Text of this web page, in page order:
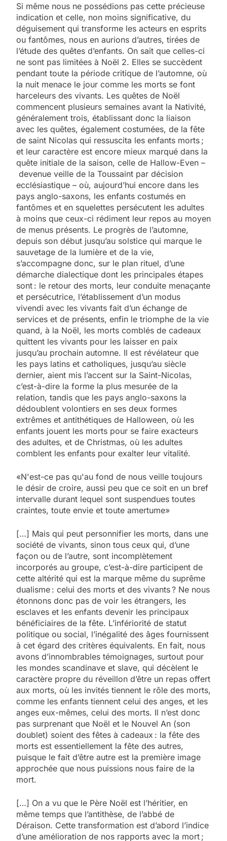
Si même nous ne possédions pas cette précieuse
indication et celle, non moins significative, du
déguisement qui transforme les acteurs en esprits
ou fantômes, nous en aurions d’autres, tirées de
l’étude des quêtes d’enfants. On sait que celles-ci
ne sont pas limitées à Noël 2. Elles se succèdent
pendant toute la période critique de l’automne, où
la nuit menace le jour comme les morts se font
harceleurs des vivants. Les quêtes de Noël
commencent plusieurs semaines avant la Nativité,
généralement trois, établissant donc la liaison
avec les quêtes, également costumées, de la fête
de saint Nicolas qui ressuscita les enfants morts ;
et leur caractère est encore mieux marqué dans la
quête initiale de la saison, celle de Hallow-Even –
devenue veille de la Toussaint par décision
ecclésiastique – où, aujourd’hui encore dans les
pays anglo-saxons, les enfants costumés en
fantômes et en squelettes persécutent les adultes
à moins que ceux-ci rédiment leur repos au moyen
de menus présents. Le progrès de l’automne,
depuis son début jusqu’au solstice qui marque le
sauvetage de la lumière et de la vie,
s’accompagne donc, sur le plan rituel, d’une
démarche dialectique dont les principales étapes
sont : le retour des morts, leur conduite menaçante
et persécutrice, l’établissement d’un modus
vivendi avec les vivants fait d’un échange de
services et de présents, enfin le triomphe de la vie
quand, à la Noël, les morts comblés de cadeaux
quittent les vivants pour les laisser en paix
jusqu’au prochain automne. Il est révélateur que
les pays latins et catholiques, jusqu’au siècle
dernier, aient mis l’accent sur la Saint-Nicolas,
c’est-à-dire la forme la plus mesurée de la
relation, tandis que les pays anglo-saxons la
dédoublent volontiers en ses deux formes
extrêmes et antithétiques de Halloween, où les
enfants jouent les morts pour se faire exacteurs
des adultes, et de Christmas, où les adultes
comblent les enfants pour exalter leur vitalité.
«N'est-ce pas qu'au fond de nous veille toujours
le désir de croire, aussi peu que ce soit en un bref
intervalle durant lequel sont suspendues toutes
craintes, toute envie et toute amertume»
[…] Mais qui peut personnifier les morts, dans une
société de vivants, sinon tous ceux qui, d’une
façon ou de l’autre, sont incomplètement
incorporés au groupe, c’est-à-dire participent de
cette altérité qui est la marque même du suprême
dualisme : celui des morts et des vivants ? Ne nous
étonnons donc pas de voir les étrangers, les
esclaves et les enfants devenir les principaux
bénéficiaires de la fête. L’infériorité de statut
politique ou social, l’inégalité des âges fournissent
à cet égard des critères équivalents. En fait, nous
avons d’innombrables témoignages, surtout pour
les mondes scandinave et slave, qui décèlent le
caractère propre du réveillon d’être un repas offert
aux morts, où les invités tiennent le rôle des morts,
comme les enfants tiennent celui des anges, et les
anges eux-mêmes, celui des morts. Il n’est donc
pas surprenant que Noël et le Nouvel An (son
doublet) soient des fêtes à cadeaux : la fête des
morts est essentiellement la fête des autres,
puisque le fait d’être autre est la première image
approchée que nous puissions nous faire de la
mort.
[…] On a vu que le Père Noël est l’héritier, en
même temps que l’antithèse, de l’abbé de
Déraison. Cette transformation est d’abord l’indice
d’une amélioration de nos rapports avec la mort ;